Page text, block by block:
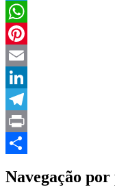
Twitter
WhatsApp
Pinterest
Email
LinkedIn
Telegram
Print
Navegação por